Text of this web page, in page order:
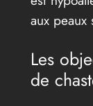
aux peaux
Les
de